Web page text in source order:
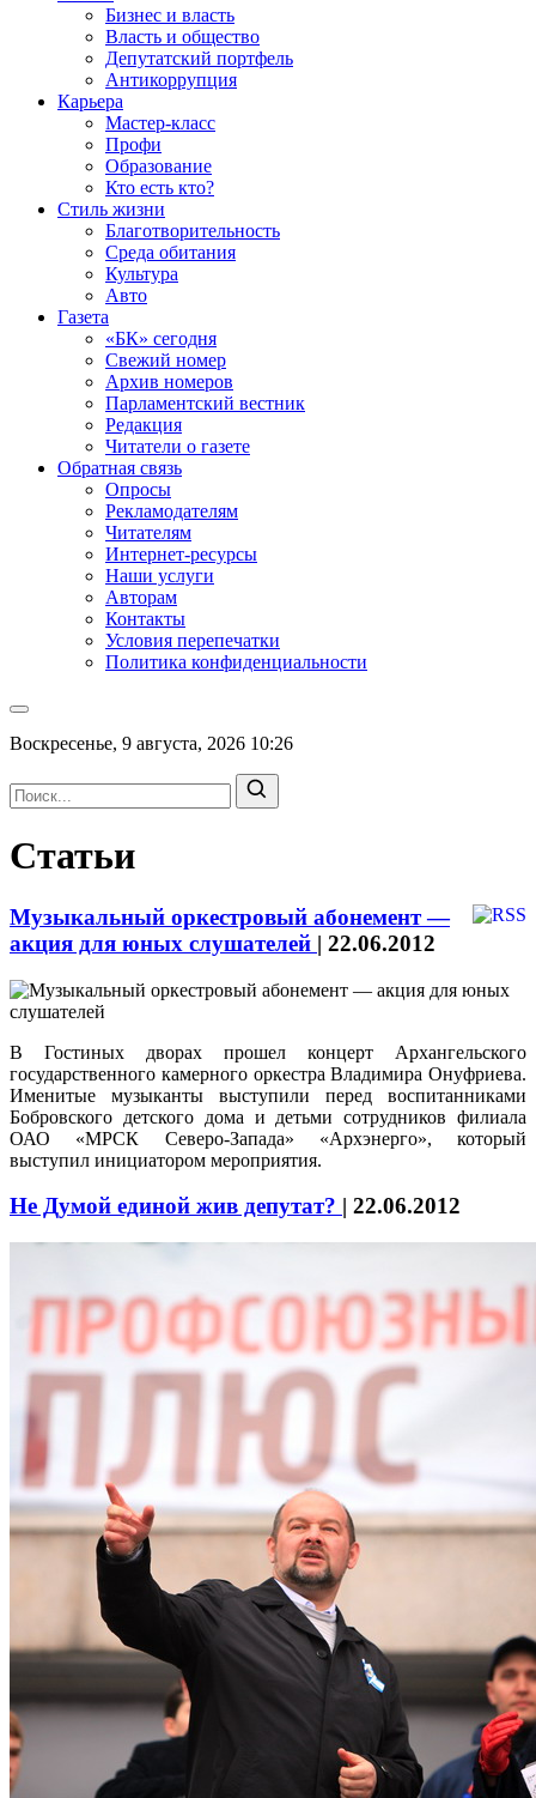
Бизнес и власть
Власть и общество
Депутатский портфель
Антикоррупция
Карьера
Мастер-класс
Профи
Образование
Кто есть кто?
Стиль жизни
Благотворительность
Среда обитания
Культура
Авто
Газета
«БК» сегодня
Свежий номер
Архив номеров
Парламентский вестник
Редакция
Читатели о газете
Обратная связь
Опросы
Рекламодателям
Читателям
Интернет-ресурсы
Наши услуги
Авторам
Контакты
Условия перепечатки
Политика конфиденциальности
Воскресенье, 9 августа, 2026 10:26
Статьи
Музыкальный оркестровый абонемент —
акция для юных слушателей | 22.06.2012
В Гостиных дворах прошел концерт Архангельского
государственного камерного оркестра Владимира Онуфриева.
Именитые музыканты выступили перед воспитанниками
Бобровского детского дома и детьми сотрудников филиала
ОАО «МРСК Северо-Запада» «Архэнерго», который
выступил инициатором мероприятия.
Не Думой единой жив депутат? | 22.06.2012